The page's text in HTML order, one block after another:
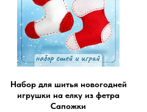
Набор для шитья новогодней
игрушки на елку из фетра
Сапожки